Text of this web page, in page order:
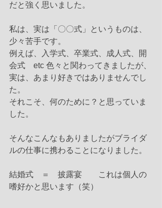
だと強く思いました。
私は、実は「〇〇式」というものは、
少々苦手です。
例えば、入学式、卒業式、成人式、開
会式　etc 色々と関わってきましたが、
実は、あまり好きではありませんでし
た。
それこそ、何のために？と思っていま
した。
そんなこんなもありましたがブライダ
ルの仕事に携わることになりました。
結婚式　＝　披露宴　　これは個人の
嗜好かと思います（笑）